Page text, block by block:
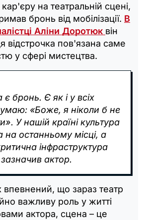
на театральній сцені,
бронь від мобілізації. В
Аліни Доротюк він
відстрочка пов'язана саме
у сфері мистецтва.
є бронь. Є як і у всіх
«Боже, я ніколи б не
У нашій країні культура
на останньому місці, а
інфраструктура
актор.
впевнений, що зараз театр
важливу роль у житті
актора, сцена – це